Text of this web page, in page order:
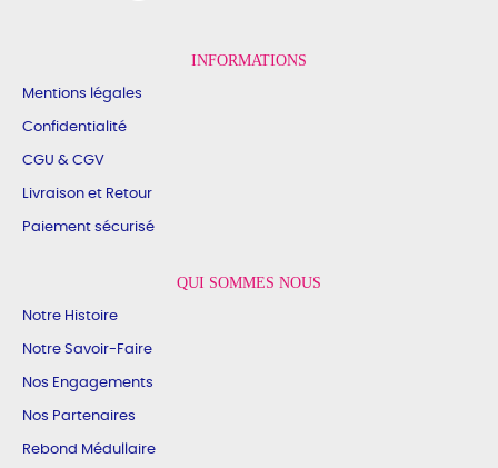
INFORMATIONS
Mentions légales
Confidentialité
CGU & CGV
Livraison et Retour
Paiement sécurisé
QUI SOMMES NOUS
Notre Histoire
Notre Savoir-Faire
Nos Engagements
Nos Partenaires
Rebond Médullaire